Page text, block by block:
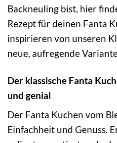
Backneuling bist, hier
Rezept für deinen Fanta
inspirieren von unseren
neue, aufregende
Der klassische Fanta
und genial
Der Fanta Kuchen vom
Einfachheit und Genuss.